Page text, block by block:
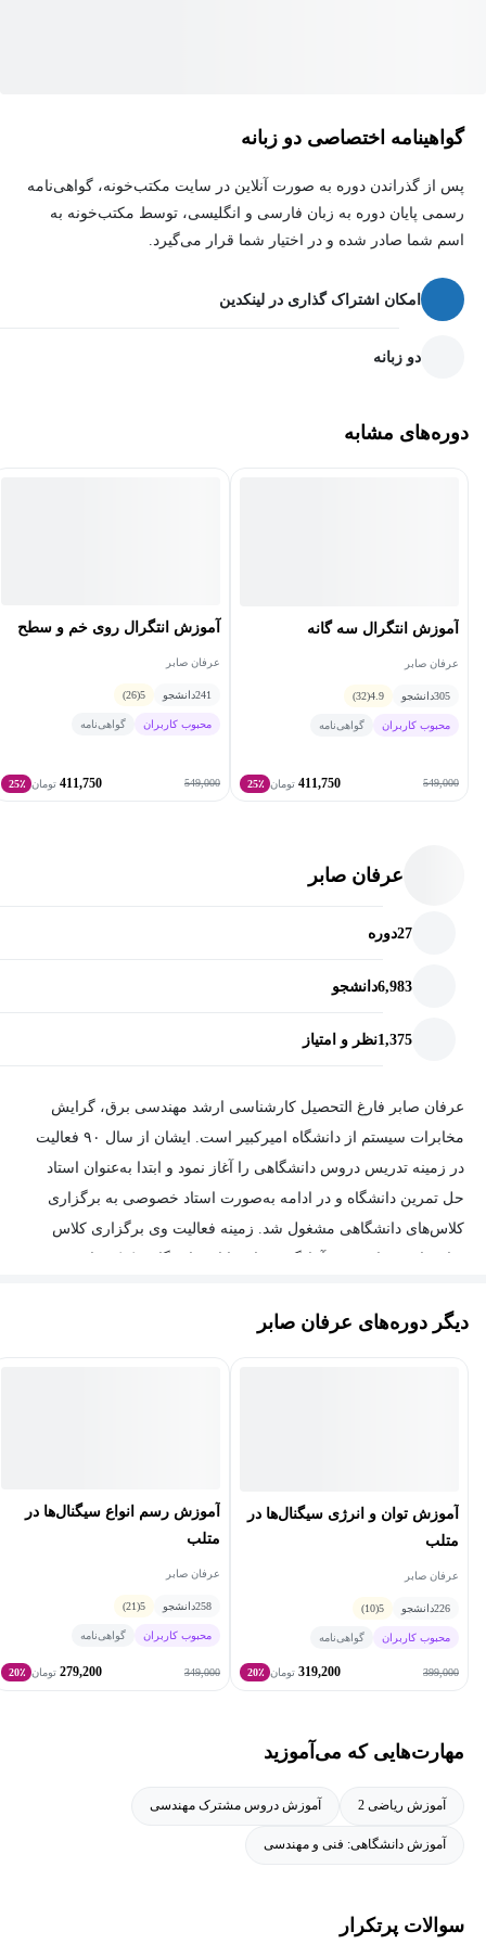
گواهینامه اختصاصی دو زبانه
پس از گذراندن دوره به صورت آنلاین در سایت مکتب‌خونه، گواهی‌نامه
رسمی پایان دوره به زبان فارسی و انگلیسی، توسط مکتب‌خونه به
اسم شما صادر شده و در اختیار شما قرار می‌گیرد.
امکان اشتراک گذاری در لینکدین
دو زبانه
دوره‌های مشابه
آموزش انتگرال سه گانه
عرفان صابر
305دانشجو 4.9
(32)
محبوب کاربران گواهی‌نامه
549,000
411,750 تومان 25٪
آموزش انتگرال روی خم و سطح
عرفان صابر
241دانشجو 5
(26)
محبوب کاربران گواهی‌نامه
549,000
411,750 تومان 25٪
عرفان صابر
27دوره
6,983دانشجو
1,375نظر و امتیاز
عرفان صابر فارغ التحصیل کارشناسی ارشد مهندسی برق، گرایش
مخابرات سیستم از دانشگاه امیرکبیر است. ایشان از سال ۹۰ فعالیت
در زمینه تدریس دروس دانشگاهی را آغاز نمود و ابتدا به‌عنوان استاد
حل تمرین دانشگاه و در ادامه به‌صورت استاد خصوصی به برگزاری
کلاس‌های دانشگاهی مشغول شد. زمینه فعالیت وی برگزاری کلاس
مهندسی، سیگنال‌وسیستم، آمار و احتمال مهندسی و محاسبات عددی از
(آپشن) از جمله زمینه‌های فعالیت ایشان است. اکنون ایشان در حال
بررسی روش‌های استفاده از یادگیری ماشین در حوزه بازارهای مالی
دیگر دوره‌های عرفان صابر
آموزش توان و انرژی سیگنال‌ها در
متلب
عرفان صابر
226دانشجو 5
(10)
محبوب کاربران گواهی‌نامه
399,000
319,200 تومان 20٪
آموزش رسم انواع سیگنال‌ها در
متلب
عرفان صابر
258دانشجو 5
(21)
محبوب کاربران گواهی‌نامه
349,000
279,200 تومان 20٪
مهارت‌هایی که می‌آموزید
آموزش ریاضی 2 آموزش دروس مشترک مهندسی
آموزش دانشگاهی: فنی و مهندسی
سوالات پرتکرار